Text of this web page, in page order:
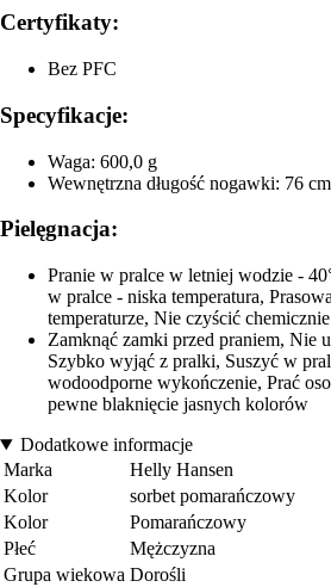
Certyfikaty:
Bez PFC
Specyfikacje:
Waga: 600,0 g
Wewnętrzna długość nogawki: 76 cm
Pielęgnacja:
Pranie w pralce w letniej wodzie -
w pralce - niska temperatura,
temperaturze, Nie czyścić chemicznie
Zamknąć zamki przed praniem, Nie
Szybko wyjąć z pralki, Suszyć w
wodoodporne wykończenie, Prać
pewne blaknięcie jasnych kolorów
Dodatkowe informacje
Marka
Helly Hansen
Kolor
sorbet pomarańczowy
Kolor
Pomarańczowy
Płeć
Mężczyzna
Grupa wiekowa Dorośli